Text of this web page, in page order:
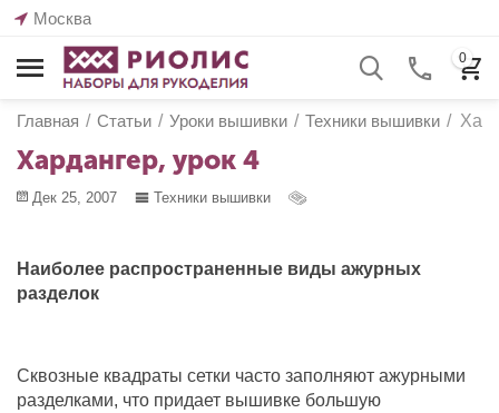
Москва
0
Главная / Статьи / Уроки вышивки / Техники вышивки /
Хардангер, урок 4
Дек 25, 2007 Техники вышивки
Наиболее распространенные виды ажурных
разделок
Сквозные квадраты сетки часто заполняют ажурными
разделками, что придает вышивке большую